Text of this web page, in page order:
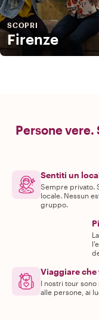
SCOPRI
Firenze
Persone
Sentiti un
Sempre privato.
locale. Nessun
gruppo.
Viaggiare che
I nostri tour
alle persone, ai